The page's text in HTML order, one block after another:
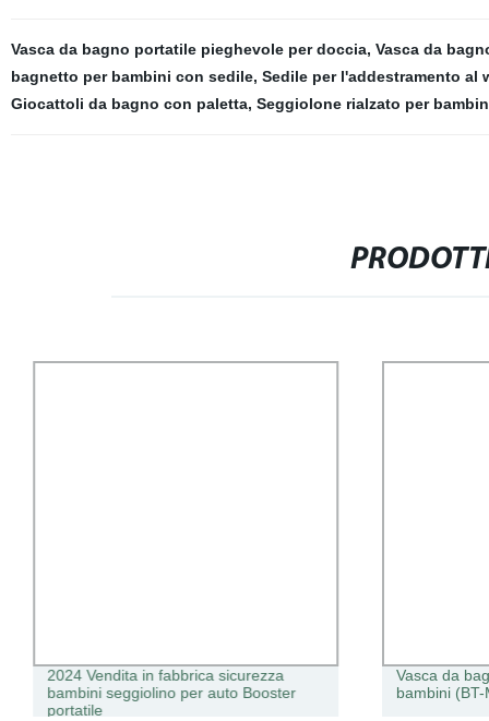
Vasca da bagno portatile pieghevole per doccia, Vasca da
bagnetto per bambini con sedile, Sedile per l'addestramento al
Giocattoli da bagno con paletta, Seggiolone rialzato per
2024 Vendita in fabbrica sicurezza
bambini seggiolino per auto Booster
portatile
Vasca da
bambini